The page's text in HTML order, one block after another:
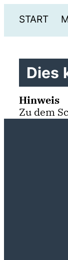
START
Dies
Hinweis
Zu dem